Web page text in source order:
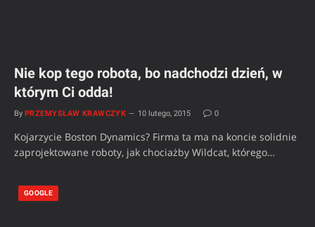
Nie kop tego robota, bo nadchodzi dzień, w
którym Ci odda!
By PRZEMYSŁAW KRAWCZYK 10 lutego, 2015 0
Kojarzycie Boston Dynamics? Firma ta ma na koncie solidnie
zaprojektowane roboty, jak chociażby Wildcat, którego…
GOOGLE